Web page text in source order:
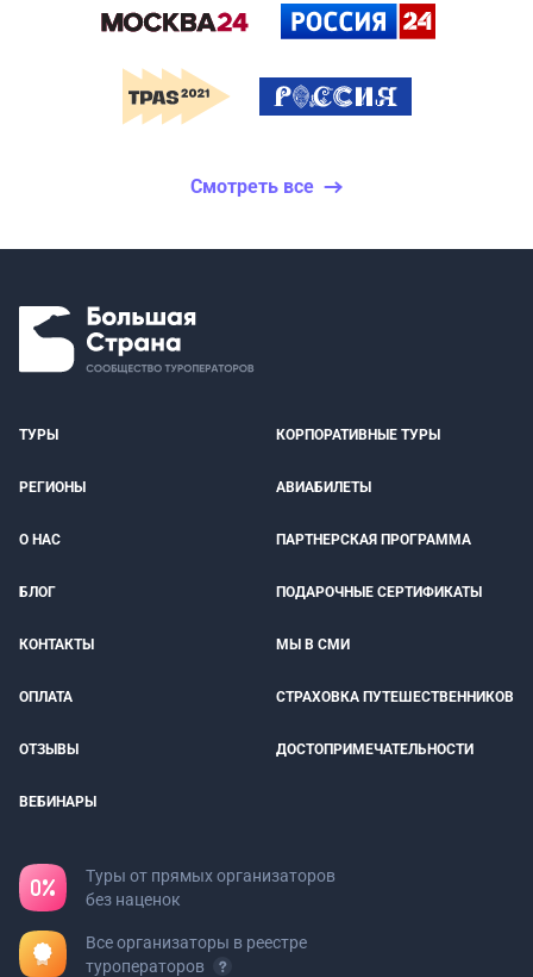
Смотреть все
ТУРЫ КОРПОРАТИВНЫЕ ТУРЫ
РЕГИОНЫ АВИАБИЛЕТЫ
О НАС ПАРТНЕРСКАЯ ПРОГРАММА
БЛОГ ПОДАРОЧНЫЕ СЕРТИФИКАТЫ
КОНТАКТЫ МЫ В СМИ
ОПЛАТА СТРАХОВКА ПУТЕШЕСТВЕННИКОВ
ОТЗЫВЫ ДОСТОПРИМЕЧАТЕЛЬНОСТИ
ВЕБИНАРЫ
Туры от прямых организаторов
без наценок
Все организаторы в реестре
туроператоров